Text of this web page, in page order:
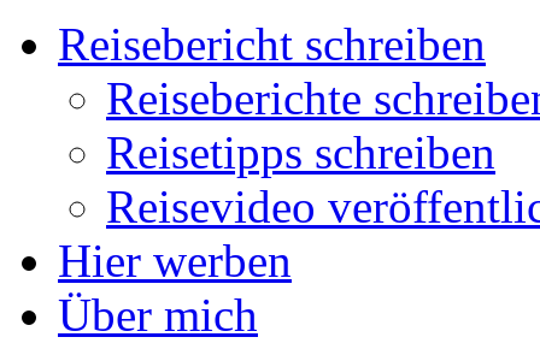
Reisebericht schreiben
Reiseberichte
Reisetipps schreiben
Reisevideo
Hier werben
Über mich